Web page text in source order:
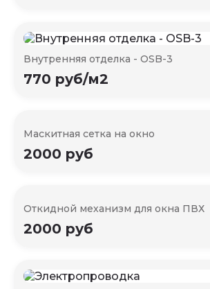
Внутренняя отделка - OSB-3
770 руб/м2
Маскитная сетка на окно
2000 руб
Откидной механизм для окна ПВХ
2000 руб